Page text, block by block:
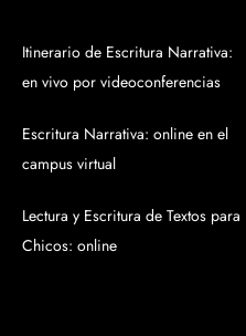
Itinerario de Escritura Narrativa:
en vivo por videoconferencias
Escritura Narrativa: online en el
campus virtual
Lectura y Escritura de Textos para
Chicos: online